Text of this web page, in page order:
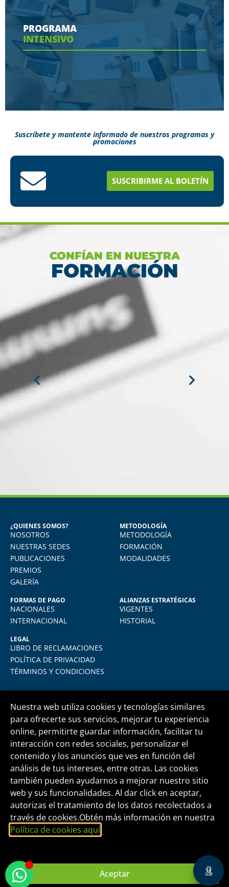
Conoce aquí las herramientas con las que
contaras en tu programa
Ver más
PROGRAMA
INTENSIVO
estudios en menos tiempo
Suscríbete y mantente informado de nuestros programas y
promociones
SUSCRIBIRME AL BOLETÍN
CONFÍAN EN NUESTRA
FORMACIÓN
GÓNGORA
Vivo en Arequipa y llevé el diploma con
total comodidad desde mi casa. La
plataforma virtual de FIDE es muy intuitiva
y muy amigable. La enseñanza virtual es
¿QUIENES SOMOS?
NOSOTROS
NUESTRAS SEDES
PUBLICACIONES
PREMIOS
GALERÍA
METODOLOGÍA
METODOLOGÍA
FORMACIÓN
MODALIDADES
FORMAS DE PAGO
NACIONALES
INTERNACIONAL
ALIANZAS ESTRATÉGICAS
VIGENTES
HISTORIAL
LEGAL
LIBRO DE RECLAMACIONES
POLÍTICA DE PRIVACIDAD
TÉRMINOS Y CONDICIONES
Central telefónica+51 1 500 6133
informes@fide.edu.pe
Edificio T-Tower Of. 2004 | Av. Rivera Navarrete
395 - San Isidro
FORMACIÓN INTEGRAL Y DESARROLLO
EMPRESARIAL S.A.C.
RUC Nº 20465826160
Nuestra web utiliza cookies y tecnologías similares
para ofrecerte sus servicios, mejorar tu experiencia
online, permitirte guardar información, facilitar tu
interacción con redes sociales, personalizar el
contenido y los anuncios que ves en función del
análisis de tus intereses, entre otras. Las cookies
también pueden ayudarnos a mejorar nuestro sitio
web y sus funcionalidades. Al dar click en aceptar,
autorizas el tratamiento de los datos recolectados a
través de cookies.Obtén más información en nuestra
Política de cookies aquí
Aceptar